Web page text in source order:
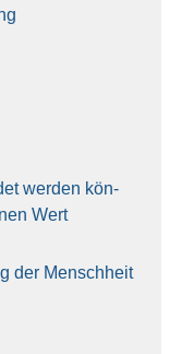
wer­den kön­
Wert
der Mensch­heit